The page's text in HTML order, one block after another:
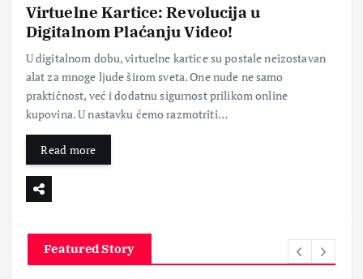
Virtuelne Kartice: Revolucija u
Digitalnom Plaćanju Video!
U digitalnom dobu, virtuelne kartice su postale neizostavan
alat za mnoge ljude širom sveta. One nude ne samo
praktičnost, već i dodatnu sigurnost prilikom online
kupovina. U nastavku ćemo razmotriti…
Read more
Featured Story